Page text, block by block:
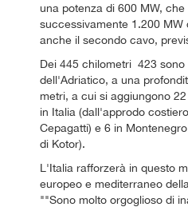
una potenza di 600 MW,
successivamente 1.200
anche il secondo cavo,
Dei 445 chilometri 423
dell'Adriatico, a una
metri, a cui si aggiungono
in Italia (dall'approdo
Cepagatti) e 6 in
di Kotor).
L'Italia rafforzerà in questo
europeo e mediterraneo
""Sono molto orgoglioso di